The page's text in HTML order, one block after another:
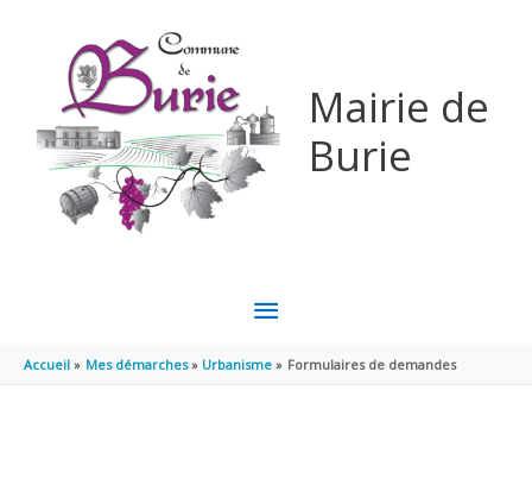
Mairie de
Burie
MENU
PRINCIPAL
Accueil Mes démarches Urbanisme Formulaires de demandes